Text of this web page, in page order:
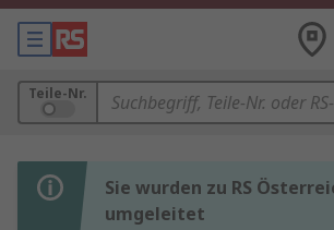
Teile-Nr.
Sie wurden zu RS
umgeleitet